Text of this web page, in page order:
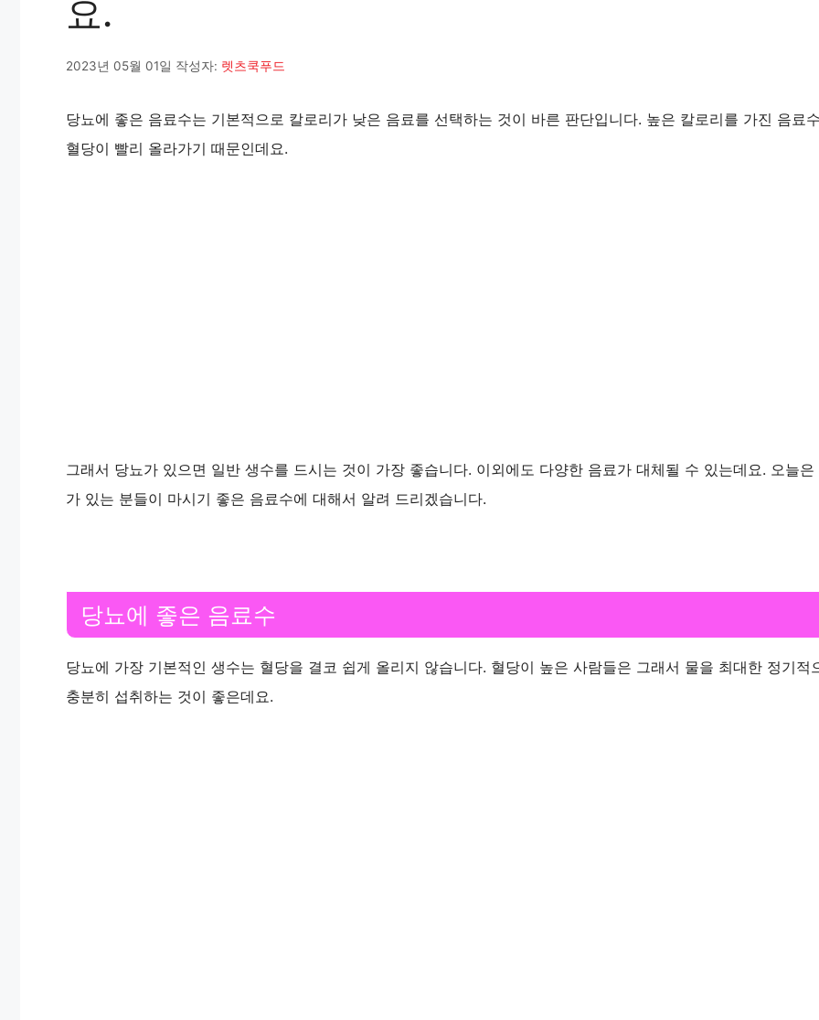
요.
2023년 05월 01일 작성자: 렛츠쿡푸드
당뇨에 좋은 음료수는 기본적으로 칼로리가 낮은 음료를 선택하는 것이 바른 판단입니다. 높은 칼로리를 가진 음료
혈당이 빨리 올라가기 때문인데요.
그래서 당뇨가 있으면 일반 생수를 드시는 것이 가장 좋습니다. 이외에도 다양한 음료가 대체될 수 있는데요. 오늘은
가 있는 분들이 마시기 좋은 음료수에 대해서 알려 드리겠습니다.
당뇨에 좋은 음료수
당뇨에 가장 기본적인 생수는 혈당을 결코 쉽게 올리지 않습니다. 혈당이 높은 사람들은 그래서 물을 최대한 정기적
충분히 섭취하는 것이 좋은데요.